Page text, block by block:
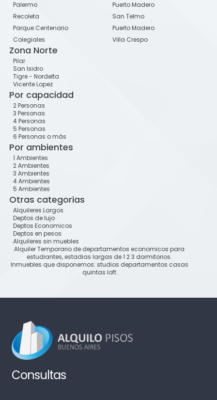
Palermo
Puerto Madero
Recoleta
San Telmo
Parque Centenario
Puerto Madero
Colegiales
Villa Crespo
Zona Norte
Pilar
San Isidro
Tigre - Nordelta
Vicente Lopez
Por capacidad
2 Personas
3 Personas
4 Personas
5 Personas
6 Personas o más
Por ambientes
1 Ambientes
2 Ambientes
3 Ambientes
4 Ambientes
5 Ambientes
Otras categorias
Alquileres Largos
Deptos de lujo
Deptos Economicos
Deptos en pesos
Alquileres sin muebles
Alquiler Temporario de departamentos economicos para
estudiantes, estadias largas de 1 2 3 dormitorios.
Inmuebles que disponemos: studios departamentos casas
quintas loft
Consultas